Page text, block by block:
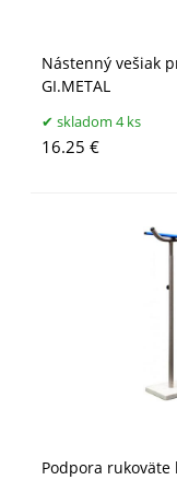
Nástenný vešiak
GI.METAL
skladom 4 ks
16.25 €
Podpora rukoväte